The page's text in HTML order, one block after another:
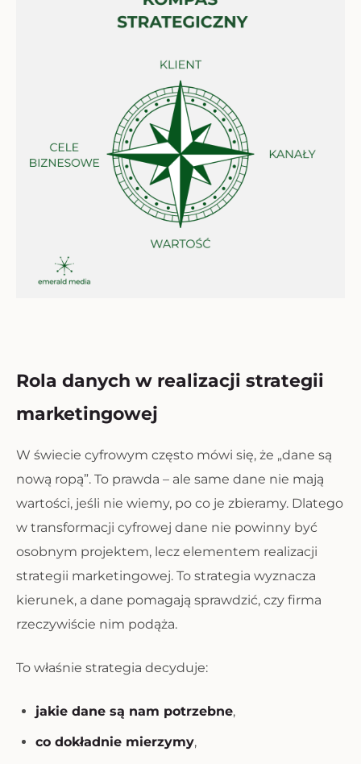
Rola danych w realizacji strategii
marketingowej
W świecie cyfrowym często mówi się, że „dane są
nową ropą”. To prawda – ale same dane nie mają
wartości, jeśli nie wiemy, po co je zbieramy. Dlatego
w transformacji cyfrowej dane nie powinny być
osobnym projektem, lecz elementem realizacji
strategii marketingowej. To strategia wyznacza
kierunek, a dane pomagają sprawdzić, czy firma
rzeczywiście nim podąża.
To właśnie strategia decyduje:
jakie dane są nam potrzebne,
co dokładnie mierzymy,